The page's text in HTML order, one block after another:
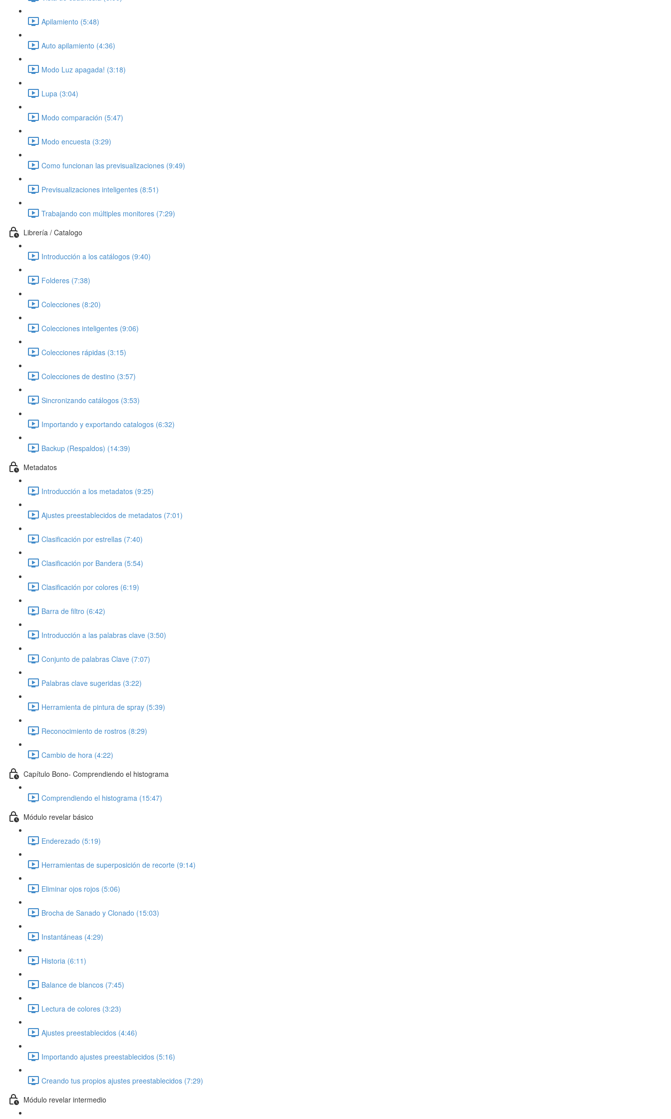
Apilamiento (5:48)
Auto apilamiento (4:36)
Modo Luz apagada! (3:18)
Lupa (3:04)
Modo comparación (5:47)
Modo encuesta (3:29)
Como funcionan las previsualizaciones (9:49)
Previsualizaciones inteligentes (8:51)
Trabajando con múltiples monitores (7:29)
Librería / Catalogo
Introducción a los catálogos (9:40)
Folderes (7:38)
Colecciones (8:20)
Colecciones inteligentes (9:06)
Colecciones rápidas (3:15)
Colecciones de destino (3:57)
Sincronizando catálogos (3:53)
Importando y exportando catalogos (6:32)
Backup (Respaldos) (14:39)
Metadatos
Introducción a los metadatos (9:25)
Ajustes preestablecidos de metadatos (7:01)
Clasificación por estrellas (7:40)
Clasificación por Bandera (5:54)
Clasificación por colores (6:19)
Barra de filtro (6:42)
Introducción a las palabras clave (3:50)
Conjunto de palabras Clave (7:07)
Palabras clave sugeridas (3:22)
Herramienta de pintura de spray (5:39)
Reconocimiento de rostros (8:29)
Cambio de hora (4:22)
Capítulo Bono- Comprendiendo el histograma
Comprendiendo el histograma (15:47)
Módulo revelar básico
Enderezado (5:19)
Herramientas de superposición de recorte (9:14)
Eliminar ojos rojos (5:06)
Brocha de Sanado y Clonado (15:03)
Instantáneas (4:29)
Historia (6:11)
Balance de blancos (7:45)
Lectura de colores (3:23)
Ajustes preestablecidos (4:46)
Importando ajustes preestablecidos (5:16)
Creando tus propios ajustes preestablecidos (7:29)
Módulo revelar intermedio